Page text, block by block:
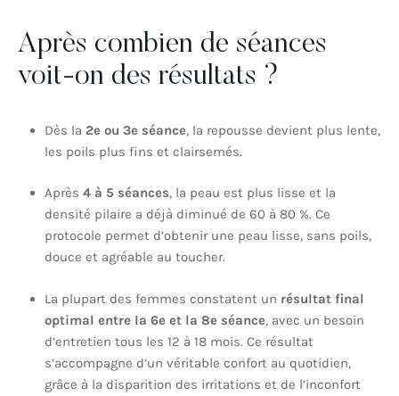
Après combien de séances
voit-on des résultats ?
Dès la 2e ou 3e séance, la repousse devient plus lente,
les poils plus fins et clairsemés.
Après 4 à 5 séances, la peau est plus lisse et la
densité pilaire a déjà diminué de 60 à 80 %. Ce
protocole permet d’obtenir une peau lisse, sans poils,
douce et agréable au toucher.
La plupart des femmes constatent un résultat final
optimal entre la 6e et la 8e séance, avec un besoin
d’entretien tous les 12 à 18 mois. Ce résultat
s’accompagne d’un véritable confort au quotidien,
grâce à la disparition des irritations et de l’inconfort